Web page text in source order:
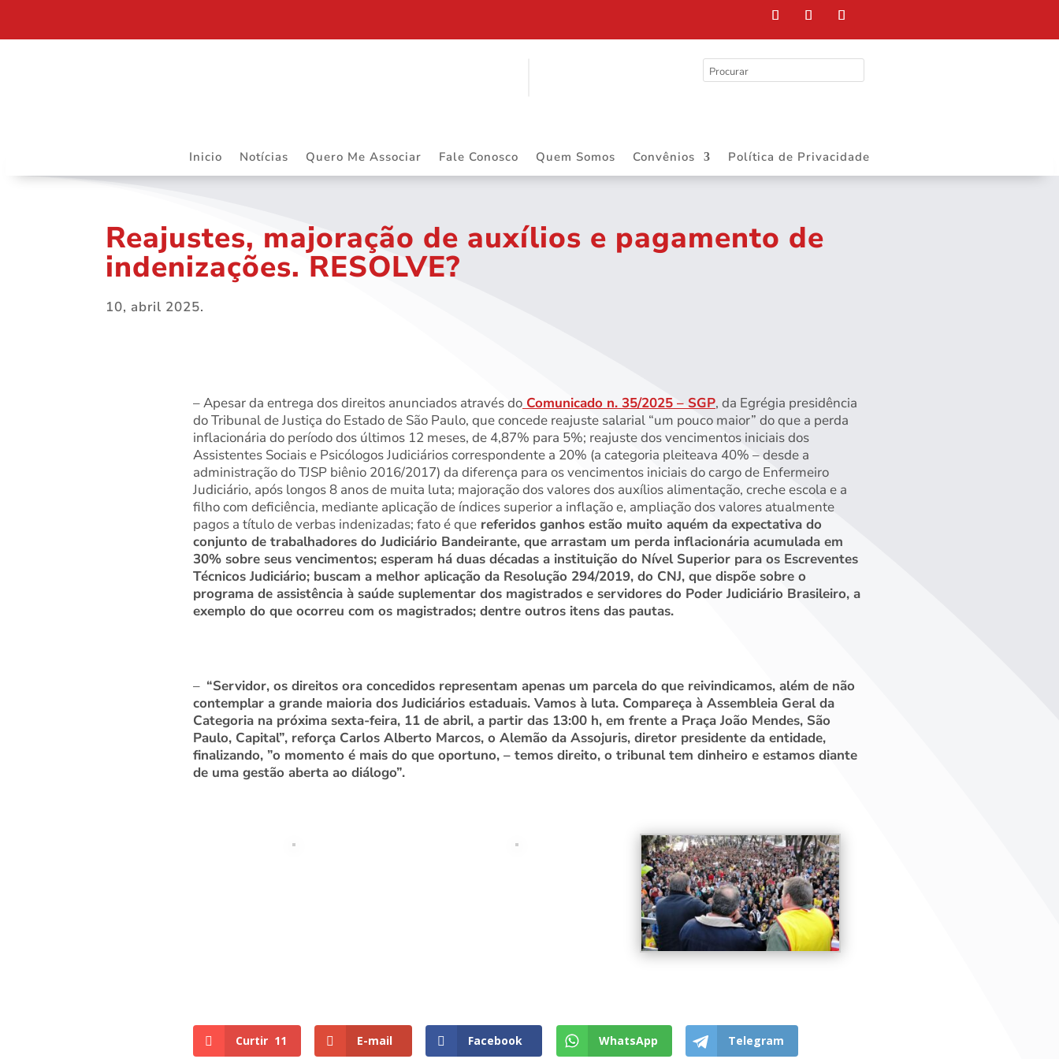
Inicio Notícias Quero Me Associar Fale Conosco Quem Somos Convênios Política de Privacidade
Reajustes, majoração de auxílios e pagamento de
indenizações. RESOLVE?
10, abril 2025.
– Apesar da entrega dos direitos anunciados através do Comunicado n. 35/2025 – SGP, da Egrégia presidência
do Tribunal de Justiça do Estado de São Paulo, que concede reajuste salarial “um pouco maior” do que a perda
inflacionária do período dos últimos 12 meses, de 4,87% para 5%; reajuste dos vencimentos iniciais dos
Assistentes Sociais e Psicólogos Judiciários correspondente a 20% (a categoria pleiteava 40% – desde a
administração do TJSP biênio 2016/2017) da diferença para os vencimentos iniciais do cargo de Enfermeiro
Judiciário, após longos 8 anos de muita luta; majoração dos valores dos auxílios alimentação, creche escola e a
filho com deficiência, mediante aplicação de índices superior a inflação e, ampliação dos valores atualmente
pagos a título de verbas indenizadas; fato é que referidos ganhos estão muito aquém da expectativa do
conjunto de trabalhadores do Judiciário Bandeirante, que arrastam um perda inflacionária acumulada em
30% sobre seus vencimentos; esperam há duas décadas a instituição do Nível Superior para os Escreventes
Técnicos Judiciário; buscam a melhor aplicação da Resolução 294/2019, do CNJ, que dispõe sobre o
programa de assistência à saúde suplementar dos magistrados e servidores do Poder Judiciário Brasileiro, a
exemplo do que ocorreu com os magistrados; dentre outros itens das pautas.
– “Servidor, os direitos ora concedidos representam apenas um parcela do que reivindicamos, além de não
contemplar a grande maioria dos Judiciários estaduais. Vamos à luta. Compareça à Assembleia Geral da
Categoria na próxima sexta-feira, 11 de abril, a partir das 13:00 h, em frente a Praça João Mendes, São
Paulo, Capital”, reforça Carlos Alberto Marcos, o Alemão da Assojuris, diretor presidente da entidade,
finalizando, ”o momento é mais do que oportuno, – temos direito, o tribunal tem dinheiro e estamos diante
de uma gestão aberta ao diálogo”.
Curtir 11 E-mail Facebook WhatsApp Telegram